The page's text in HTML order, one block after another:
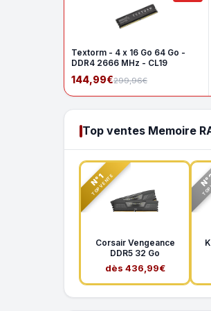
Textorm - 4 x 16 Go 64 Go -
DDR4 2666 MHz - CL19
144,99€299,96€
Top ventes Memoire
N°1
TOP VENTE
Corsair Vengeance
DDR5 32 Go
dès 436,99€